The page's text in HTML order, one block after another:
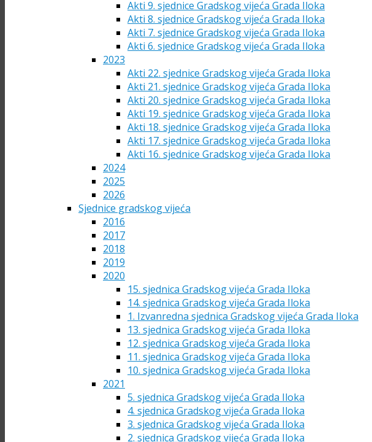
Akti 9. sjednice Gradskog vijeća Grada Iloka
Akti 8. sjednice Gradskog vijeća Grada Iloka
Akti 7. sjednice Gradskog vijeća Grada Iloka
Akti 6. sjednice Gradskog vijeća Grada Iloka
2023
Akti 22. sjednice Gradskog vijeća Grada Iloka
Akti 21. sjednice Gradskog vijeća Grada Iloka
Akti 20. sjednice Gradskog vijeća Grada Iloka
Akti 19. sjednice Gradskog vijeća Grada Iloka
Akti 18. sjednice Gradskog vijeća Grada Iloka
Akti 17. sjednice Gradskog vijeća Grada Iloka
Akti 16. sjednice Gradskog vijeća Grada Iloka
2024
2025
2026
Sjednice gradskog vijeća
2016
2017
2018
2019
2020
15. sjednica Gradskog vijeća Grada Iloka
14. sjednica Gradskog vijeća Grada Iloka
1. Izvanredna sjednica Gradskog vijeća Grada Iloka
13. sjednica Gradskog vijeća Grada Iloka
12. sjednica Gradskog vijeća Grada Iloka
11. sjednica Gradskog vijeća Grada Iloka
10. sjednica Gradskog vijeća Grada Iloka
2021
5. sjednica Gradskog vijeća Grada Iloka
4. sjednica Gradskog vijeća Grada Iloka
3. sjednica Gradskog vijeća Grada Iloka
2. sjednica Gradskog vijeća Grada Iloka